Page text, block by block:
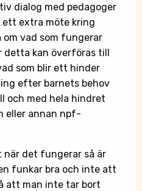
dialog med pedagoger
ett extra möte kring
vad som fungerar
detta kan överföras till
som blir ett hinder
efter barnets behov
och med hela hindret
eller annan npf-
när det fungerar så är
funkar bra och inte att
att man inte tar bort